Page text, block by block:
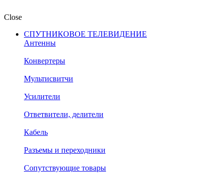
Close
СПУТНИКОВОЕ ТЕЛЕВИДЕНИЕ
Антенны
Конвертеры
Мультисвитчи
Усилители
Ответвители, делители
Кабель
Разъемы и переходники
Сопутствующие товары